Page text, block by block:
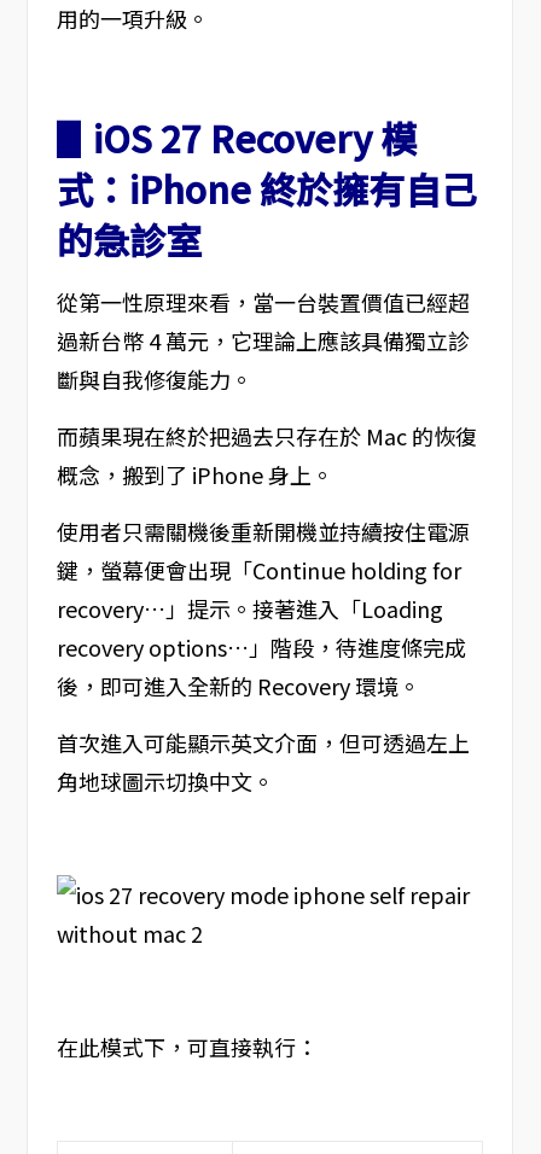
用的一項升級。
▋iOS 27 Recovery 模
式：iPhone 終於擁有自己
的急診室
從第一性原理來看，當一台裝置價值已經超
過新台幣 4 萬元，它理論上應該具備獨立診
斷與自我修復能力。
而蘋果現在終於把過去只存在於 Mac 的恢復
概念，搬到了 iPhone 身上。
使用者只需關機後重新開機並持續按住電源
鍵，螢幕便會出現「Continue holding for
recovery…」提示。接著進入「Loading
recovery options…」階段，待進度條完成
後，即可進入全新的 Recovery 環境。
首次進入可能顯示英文介面，但可透過左上
角地球圖示切換中文。
在此模式下，可直接執行：